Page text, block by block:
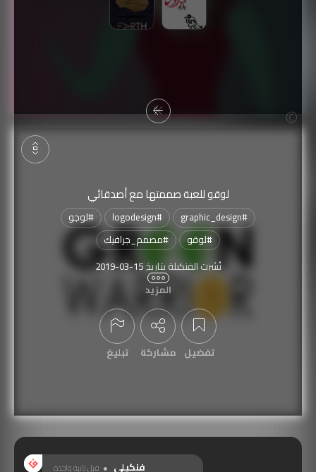
لوقو للعبة صممتها مع أصدقائي
#
graphic_design
#
logodesign
#لوجو
#لوقو #مصمم_جرافيك
نُشرت الفنكيلة بتاريخ2019-03-15
تمّت مشاهدتها1,217المزيد
تفضيل مشاركة تبليغ
فنكيلي قبل ثانية واحدة